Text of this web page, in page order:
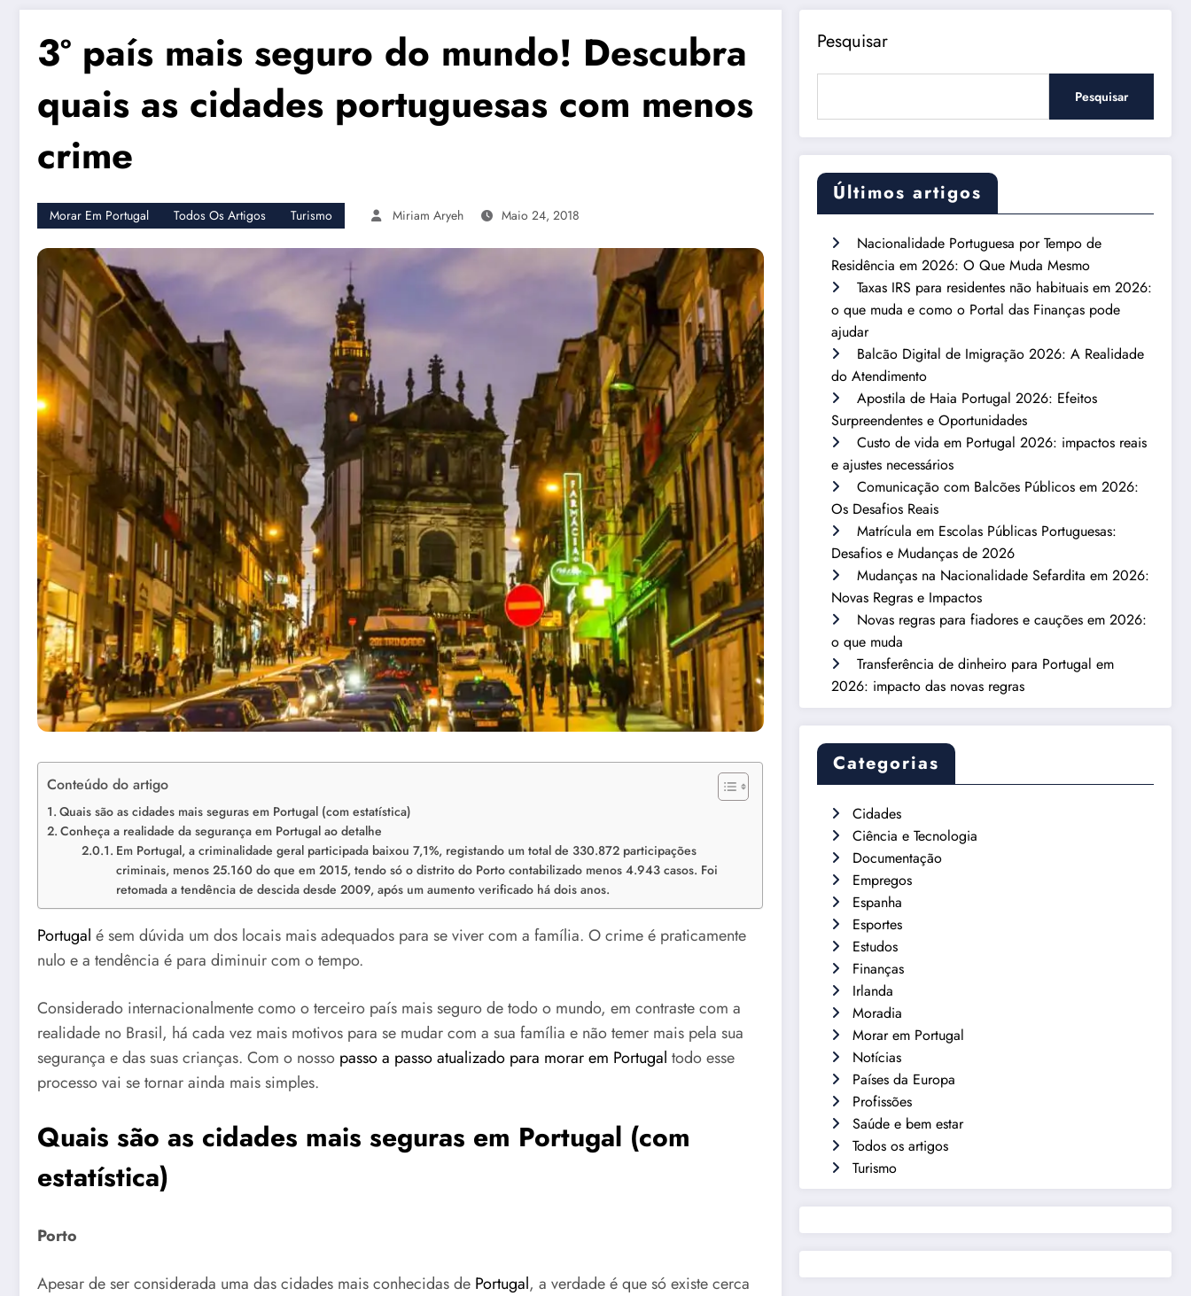
3º país mais seguro do mundo! Descubra
quais as cidades portuguesas com menos
crime
Morar Em Portugal Todos Os Artigos Turismo Miriam Aryeh Maio 24, 2018
Conteúdo do artigo
Quais são as cidades mais seguras em Portugal (com estatística)
Conheça a realidade da segurança em Portugal ao detalhe
Em Portugal, a criminalidade geral participada baixou 7,1%, registando um total de 330.872 participações
criminais, menos 25.160 do que em 2015, tendo só o distrito do Porto contabilizado menos 4.943 casos. Foi
retomada a tendência de descida desde 2009, após um aumento verificado há dois anos.
Portugal é sem dúvida um dos locais mais adequados para se viver com a família. O crime é praticamente
nulo e a tendência é para diminuir com o tempo.
Considerado internacionalmente como o terceiro país mais seguro de todo o mundo, em contraste com a
realidade no Brasil, há cada vez mais motivos para se mudar com a sua família e não temer mais pela sua
segurança e das suas crianças. Com o nosso passo a passo atualizado para morar em Portugal todo esse
processo vai se tornar ainda mais simples.
Quais são as cidades mais seguras em Portugal (com
estatística)
Porto
Apesar de ser considerada uma das cidades mais conhecidas de Portugal, a verdade é que só existe cerca
Pesquisar
Pesquisar
Últimos artigos
Nacionalidade Portuguesa por Tempo de
Residência em 2026: O Que Muda Mesmo
Taxas IRS para residentes não habituais em 2026:
o que muda e como o Portal das Finanças pode
ajudar
Balcão Digital de Imigração 2026: A Realidade
do Atendimento
Apostila de Haia Portugal 2026: Efeitos
Surpreendentes e Oportunidades
Custo de vida em Portugal 2026: impactos reais
e ajustes necessários
Comunicação com Balcões Públicos em 2026:
Os Desafios Reais
Matrícula em Escolas Públicas Portuguesas:
Desafios e Mudanças de 2026
Mudanças na Nacionalidade Sefardita em 2026:
Novas Regras e Impactos
Novas regras para fiadores e cauções em 2026:
o que muda
Transferência de dinheiro para Portugal em
2026: impacto das novas regras
Categorias
Cidades
Ciência e Tecnologia
Documentação
Empregos
Espanha
Esportes
Estudos
Finanças
Irlanda
Moradia
Morar em Portugal
Notícias
Países da Europa
Profissões
Saúde e bem estar
Todos os artigos
Turismo